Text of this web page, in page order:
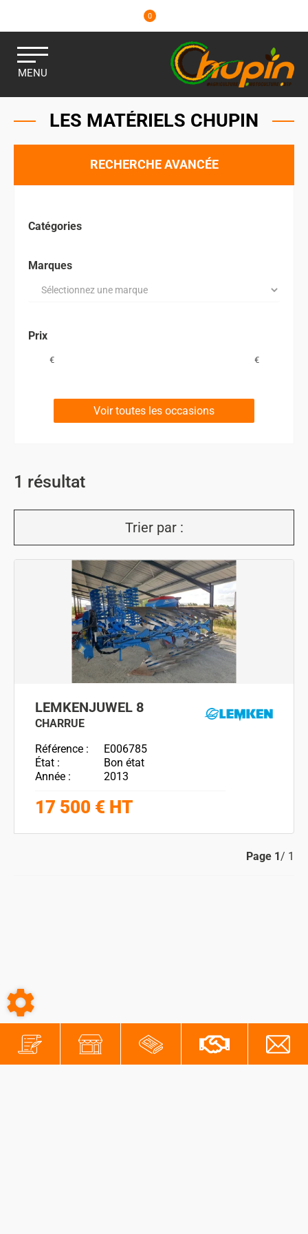
0
MENU
LES MATÉRIELS CHUPIN
RECHERCHE AVANCÉE
Catégories
Marques
Prix
€ €
Voir toutes les occasions
1 résultat
Trier par :
CHARRUE
LEMKENJUWEL 8
Référence
E006785
État
Bon état
Année
2013
17 500 € HT
Page 1/ 1